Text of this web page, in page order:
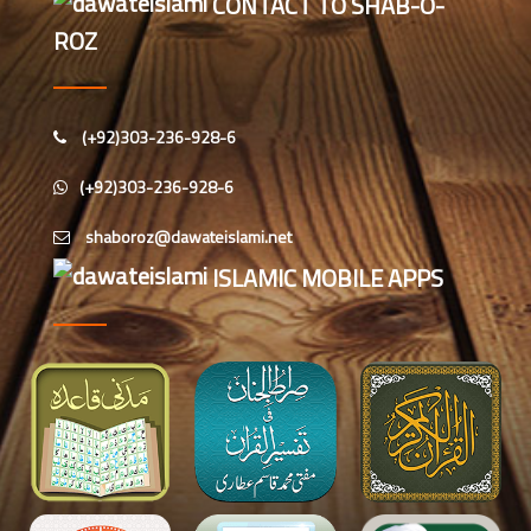
واقعات (قسط: 1) “
سید مختار اشرف رضوی صاحب کی اہلیہ
کے انتقال پر امیر اہلسنت کی تعزیت
اس ہفتے کا رسالہ ”اللہ کا خوف“
اس دور میں صالحین کی پہچان کا معیار
اعلیٰ حضر ت امام احمد رضا ہیں، مولانا
الیاس عطار قادری
اس ہفتے کا رسالہ ” زبان کی حفاظت کی
اہمیت“
ROZ
(+92)303-236-928-6
(+92)303-236-928-6
ISLAMIC MOBILE APPS